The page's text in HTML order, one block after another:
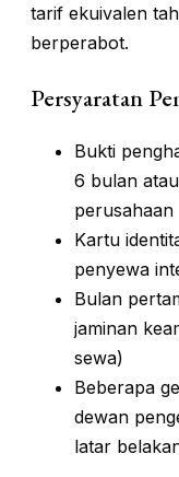
tarif ekuivalen
berperabot.
Persyaratan
Bukti
6 bulan
perusahaan
Kartu
penyewa
Bulan
jaminan
sewa)
Beberapa
dewan
latar